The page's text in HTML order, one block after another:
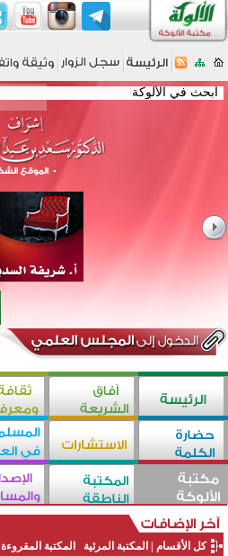
كل الأقسام المكتبة المرئية المكتبة المقروءة